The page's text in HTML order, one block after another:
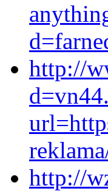
http://
http://